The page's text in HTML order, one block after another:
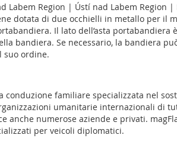
Labem Region | Ústí nad Labem
dotata di due occhielli in metallo per il
Il lato dell’asta
bandiera. Se necessario, la bandiera
suo ordine.
a conduzione familiare specializzata nel
umanitarie internazionali di
anche numerose aziende e privati.
per veicoli diplomatici.